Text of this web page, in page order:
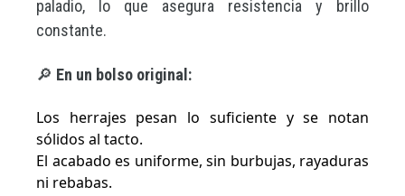
paladio, lo que asegura resistencia y brillo
constante.
🔎 En un bolso original:
Los herrajes pesan lo suficiente y se notan
sólidos al tacto.
El acabado es uniforme, sin burbujas, rayaduras
ni rebabas.